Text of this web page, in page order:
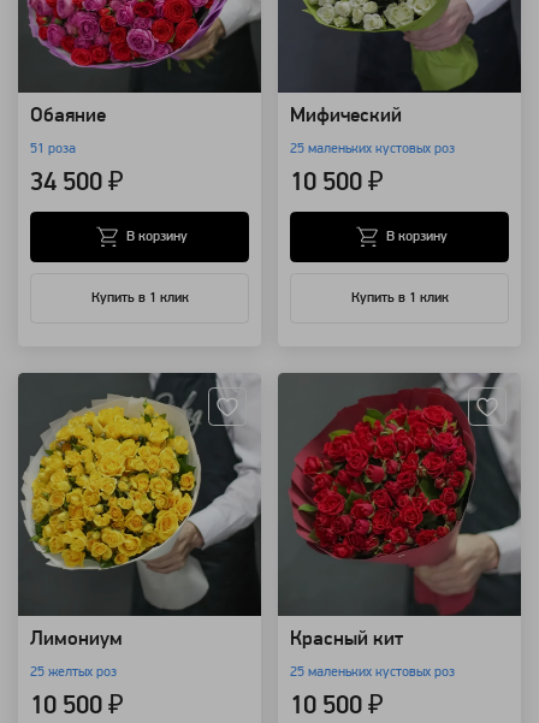
Обаяние
51 роза
34 500 ₽
Купить в 1 клик
В корзину
Мифический
25 маленьких кустовых роз
10 500 ₽
Купить в 1 клик
В корзину
Лимониум
25 желтых роз
10 500 ₽
Красный кит
25 маленьких кустовых роз
10 500 ₽